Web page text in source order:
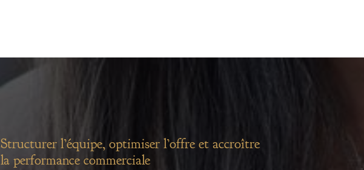
Structurer l’équipe, optimiser l’offre et accroître
la performance commerciale